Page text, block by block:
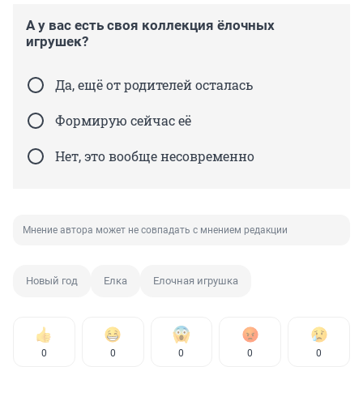
А у вас есть своя коллекция ёлочных
игрушек?
Да, ещё от родителей осталась
Формирую сейчас её
Нет, это вообще несовременно
Мнение автора может не совпадать с мнением редакции
Новый год Елка Елочная игрушка
0 0 0 0 0